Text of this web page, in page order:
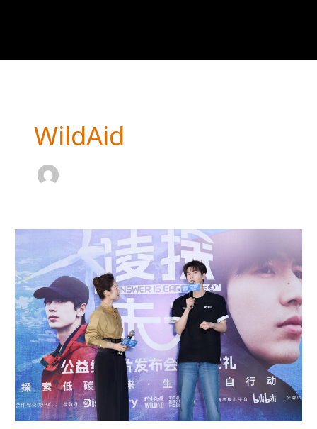
WildAid
未
来》
公
益
纪
录
片
今
日
发
布